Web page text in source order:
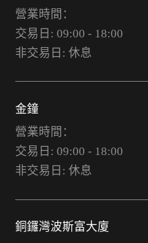
營業時間：
交易日: 09:00 - 18:00
非交易日: 休息
金鐘
營業時間：
交易日: 09:00 - 18:00
非交易日: 休息
銅鑼灣波斯富大廈